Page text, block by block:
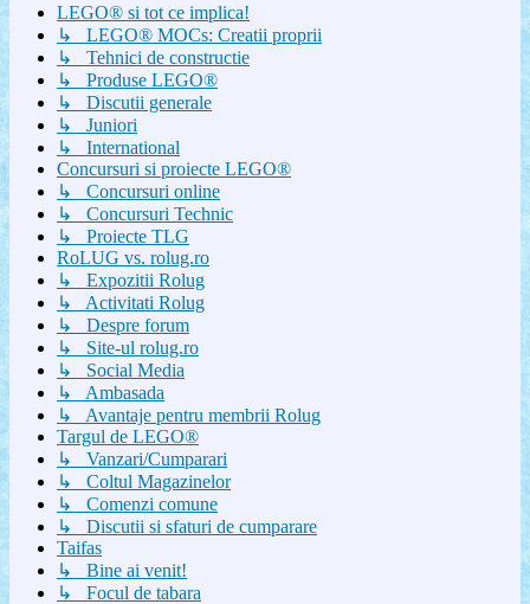
LEGO® si tot ce implica!
↳ LEGO® MOCs: Creatii proprii
↳ Tehnici de constructie
↳ Produse LEGO®
↳ Discutii generale
↳ Juniori
↳ International
Concursuri si proiecte LEGO®
↳ Concursuri online
↳ Concursuri Technic
↳ Proiecte TLG
RoLUG vs. rolug.ro
↳ Expozitii Rolug
↳ Activitati Rolug
↳ Despre forum
↳ Site-ul rolug.ro
↳ Social Media
↳ Ambasada
↳ Avantaje pentru membrii Rolug
Targul de LEGO®
↳ Vanzari/Cumparari
↳ Coltul Magazinelor
↳ Comenzi comune
↳ Discutii si sfaturi de cumparare
Taifas
↳ Bine ai venit!
↳ Focul de tabara